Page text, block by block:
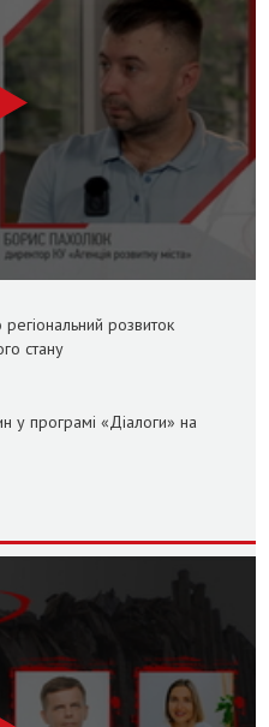
розвиток
стану
у програмі «Діалоги» на